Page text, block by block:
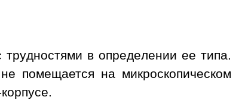
в определении ее типа.
помещается на микроскопическом